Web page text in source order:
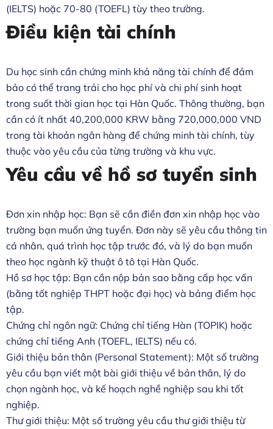
(IELTS) hoặc 70-80 (TOEFL) tùy theo trường.
Điều kiện tài chính
Du học sinh cần chứng minh khả năng tài chính để đảm
bảo có thể trang trải cho học phí và chi phí sinh hoạt
trong suốt thời gian học tại Hàn Quốc. Thông thường, bạn
cần có ít nhất 40,200,000 KRW bằng 720,000,000 VND
trong tài khoản ngân hàng để chứng minh tài chính, tùy
thuộc vào yêu cầu của từng trường và khu vực.
Yêu cầu về hồ sơ tuyển sinh
Đơn xin nhập học: Bạn sẽ cần điền đơn xin nhập học vào
trường bạn muốn ứng tuyển. Đơn này sẽ yêu cầu thông tin
cá nhân, quá trình học tập trước đó, và lý do bạn muốn
theo học ngành kỹ thuật ô tô tại Hàn Quốc.
Hồ sơ học tập: Bạn cần nộp bản sao bằng cấp học vấn
(bằng tốt nghiệp THPT hoặc đại học) và bảng điểm học
tập.
Chứng chỉ ngôn ngữ: Chứng chỉ tiếng Hàn (TOPIK) hoặc
chứng chỉ tiếng Anh (TOEFL, IELTS) nếu có.
Giới thiệu bản thân (Personal Statement): Một số trường
yêu cầu bạn viết một bài giới thiệu về bản thân, lý do
chọn ngành học, và kế hoạch nghề nghiệp sau khi tốt
nghiệp.
Thư giới thiệu: Một số trường yêu cầu thư giới thiệu từ